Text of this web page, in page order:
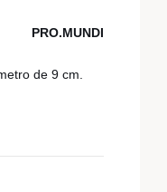
PRO.MUNDI
de 9 cm.